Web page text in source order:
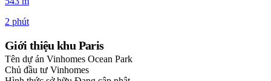
2 phút
Giới thiệu khu Paris
Tên dự án Vinhomes Ocean Park
Chủ đầu tư Vinhomes